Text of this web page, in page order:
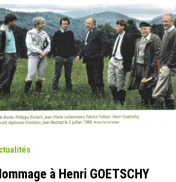
à Henri GOETSCHY